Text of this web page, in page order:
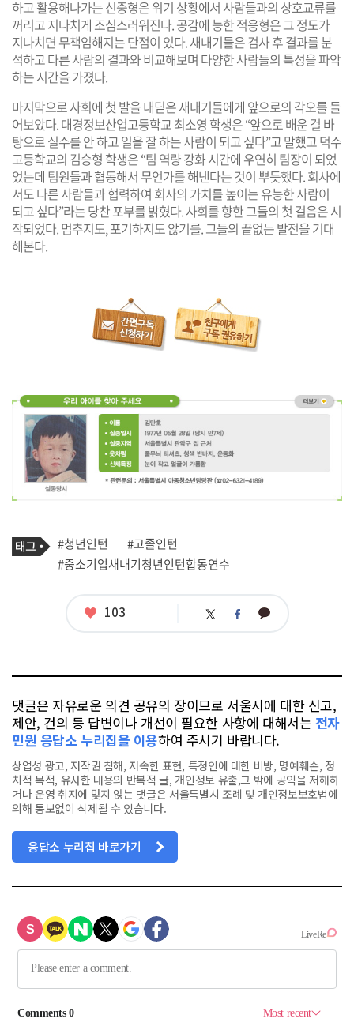
하고 활용해나가는 신중형은 위기 상황에서 사람들과의 상호교류를
꺼리고 지나치게 조심스러워진다. 공감에 능한 적응형은 그 정도가
지나치면 무책임해지는 단점이 있다. 새내기들은 검사 후 결과를 분
석하고 다른 사람의 결과와 비교해보며 다양한 사람들의 특성을 파악
하는 시간을 가졌다.
마지막으로 사회에 첫 발을 내딛은 새내기들에게 앞으로의 각오를 들
어보았다. 대경정보산업고등학교 최소영 학생은 “앞으로 배운 걸 바
탕으로 실수를 안 하고 일을 잘 하는 사람이 되고 싶다”고 말했고 덕수
고등학교의 김승형 학생은 “팀 역량 강화 시간에 우연히 팀장이 되었
었는데 팀원들과 협동해서 무언가를 해낸다는 것이 뿌듯했다. 회사에
서도 다른 사람들과 협력하여 회사의 가치를 높이는 유능한 사람이
되고 싶다”라는 당찬 포부를 밝혔다. 사회를 향한 그들의 첫 걸음은 시
작되었다. 멈추지도, 포기하지도 않기를. 그들의 끝없는 발전을 기대
해본다.
기
사
관
련
태
그
#청년인턴
#고졸인턴
#중소기업새내기청년인턴합동연수
좋
103 트 페 카
댓글은 자유로운 의견 공유의 장이므로 서울시에 대한 신고,
제안, 건의 등 답변이나 개선이 필요한 사항에 대해서는 전자
민원 응답소 누리집을 이용하여 주시기 바랍니다.
상업성 광고, 저작권 침해, 저속한 표현, 특정인에 대한 비방, 명예훼손, 정
치적 목적, 유사한 내용의 반복적 글, 개인정보 유출,그 밖에 공익을 저해하
거나 운영 취지에 맞지 않는 댓글은 서울특별시 조례 및 개인정보보호법에
의해 통보없이 삭제될 수 있습니다.
응답소 누리집 바로가기